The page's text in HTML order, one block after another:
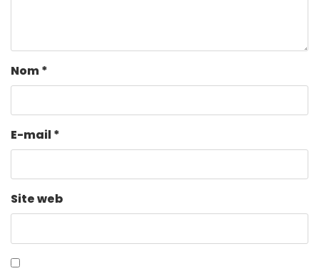
Nom*
E-mail*
Site web